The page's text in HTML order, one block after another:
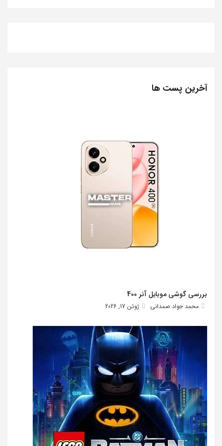
آخرین پست ها
بررسی گوشی موبایل آنر 400
محمد جواد صمدانی ژوئن 17, 2026